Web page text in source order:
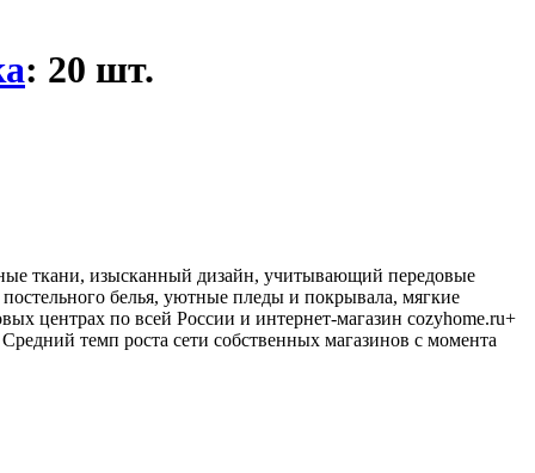
: 20 шт.
ткани, изысканный дизайн, учитывающий передовые
белья, уютные пледы и покрывала, мягкие
центрах по всей России и интернет-магазин cozyhome.ru+
темп роста сети собственных магазинов с момента